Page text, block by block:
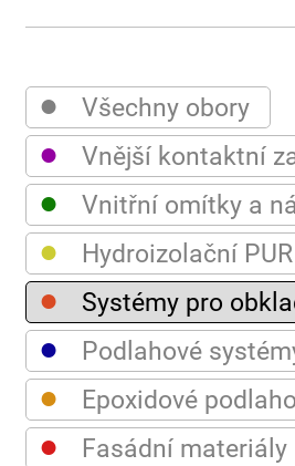
● Všechny obory
● Vnější kontaktní
● Vnitřní omítky a
● Hydroizolační
● Systémy pro
● Podlahové
● Epoxidové
● Fasádní materiály